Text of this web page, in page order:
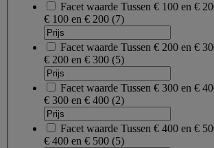
Facet waarde Tussen € 100 en €
€ 100 en € 200 (7)
Facet waarde Tussen € 200 en €
€ 200 en € 300 (5)
Facet waarde Tussen € 300 en €
€ 300 en € 400 (2)
Facet waarde Tussen € 400 en €
€ 400 en € 500 (5)